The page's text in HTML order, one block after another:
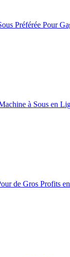
Préférée Pour
à Sous en
de Gros Profits